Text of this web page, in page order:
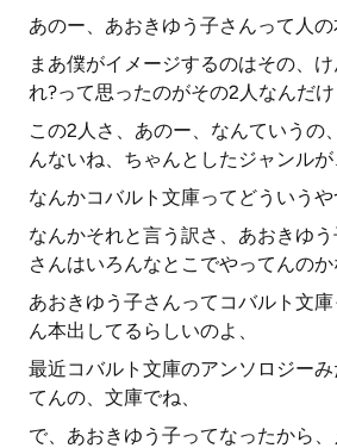
あのー、あおきゆう子さんって人の
まあ僕がイメージするのはその、
れ?って思ったのがその2人なんだけ
この2人さ、あのー、なんていうの
んないね、ちゃんとしたジャンルが
なんかコバルト文庫ってどういうや
なんかそれと言う訳さ、あおきゆ
さんはいろんなとこでやってんのか
あおきゆう子さんってコバルト文
ん本出してるらしいのよ、
最近コバルト文庫のアンソロジー
てんの、文庫でね、
で、あおきゆう子ってなったから